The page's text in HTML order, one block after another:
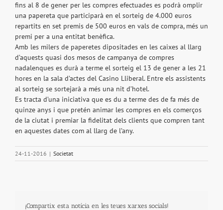
fins al 8 de gener per les compres efectuades es podrà omplir
una papereta que participarà en el sorteig de 4.000 euros
repartits en set premis de 500 euros en vals de compra, més un
premi per a una entitat benèfica.
Amb les milers de paperetes dipositades en les caixes al llarg
d’aquests quasi dos mesos de campanya de compres
nadalenques es durà a terme el sorteig el 13 de gener a les 21
hores en la sala d’actes del Casino Lliberal. Entre els assistents
al sorteig se sortejarà a més una nit d’hotel.
Es tracta d’una iniciativa que es du a terme des de fa més de
quinze anys i que pretén animar les compres en els comerços
de la ciutat i premiar la fidelitat dels clients que compren tant
en aquestes dates com al llarg de l’any.
24-11-2016 | Societat
¡Compartix esta notícia en les teues xarxes socials!